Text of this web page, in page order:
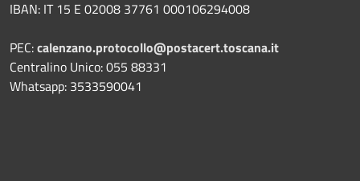
IBAN: IT 15 E 02008 37761 000106294008
PEC:calenzano.protocollo@postacert.toscana.it
Centralino Unico: 055 88331
Whatsapp: 3533590041